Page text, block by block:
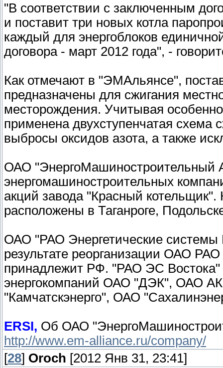
"В соответствии с заключенным
и поставит три новых котла
каждый для энергоблоков
договора - март 2012 года", -
Как отмечают в "ЭМАльянсе",
предназначены для сжигания
месторождения. Учитывая
применена двухступенчатая схема
выбросы оксидов азота, а также
ОАО "ЭнергоМашиностроительный
энергомашиностроительных
акций завода "Красный котельщик".
расположены в Таганроге,
ОАО "РАО Энергетические системы
результате реорганизации ОАО
принадлежит РФ. "РАО ЭС Востока"
энергокомпаний ОАО "ДЭК", ОАО АК
"Камчатскэнерго", ОАО
ERSI, Об ОАО
http://www.em-alliance.ru/company/
[28] Oroch [2012 Янв 31, 23:41]